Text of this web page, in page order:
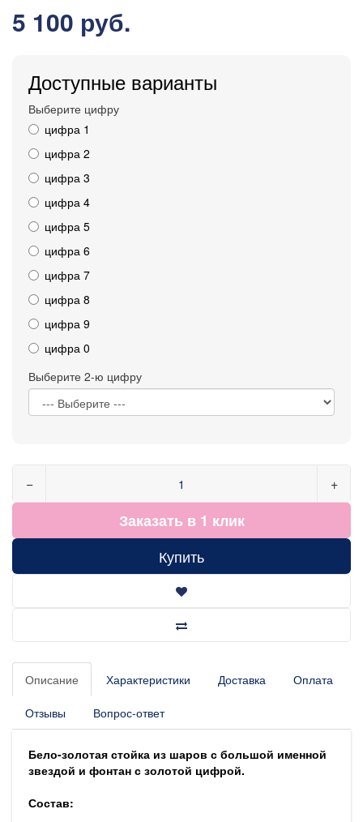
5 100 руб.
Доступные варианты
Выберите цифру
цифра 1
цифра 2
цифра 3
цифра 4
цифра 5
цифра 6
цифра 7
цифра 8
цифра 9
цифра 0
Выберите 2-ю цифру
− +
Заказать в 1 клик
Купить
Описание Характеристики Доставка Оплата
Отзывы Вопрос-ответ
Бело-золотая стойка из шаров с большой именной
звездой и фонтан с золотой цифрой.
Состав: